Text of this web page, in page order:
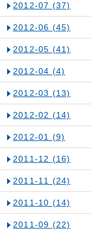
2012-07 (37)
2012-06 (45)
2012-05 (41)
2012-04 (4)
2012-03 (13)
2012-02 (14)
2012-01 (9)
2011-12 (16)
2011-11 (24)
2011-10 (14)
2011-09 (22)